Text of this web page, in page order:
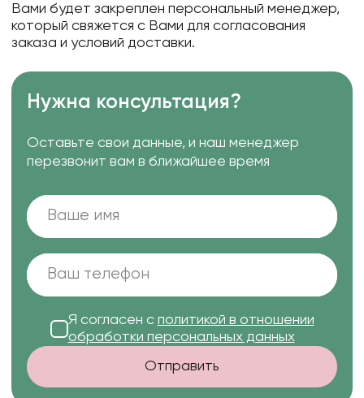
Вами будет закреплен персональный менеджер,
который свяжется с Вами для согласования
заказа и условий доставки.
Нужна консультация?
Оставьте свои данные, и наш менеджер
перезвонит вам в ближайшее время
Я согласен с политикой в отношении
обработки персональных данных
Отправить